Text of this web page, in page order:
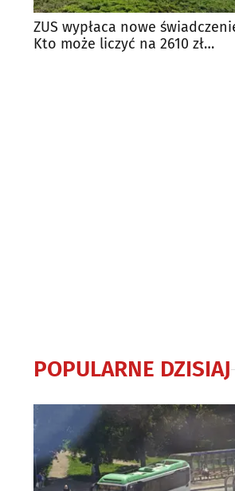
ZUS wypłaca nowe
Kto może liczyć na 2610 zł
POPULARNE DZISIAJ